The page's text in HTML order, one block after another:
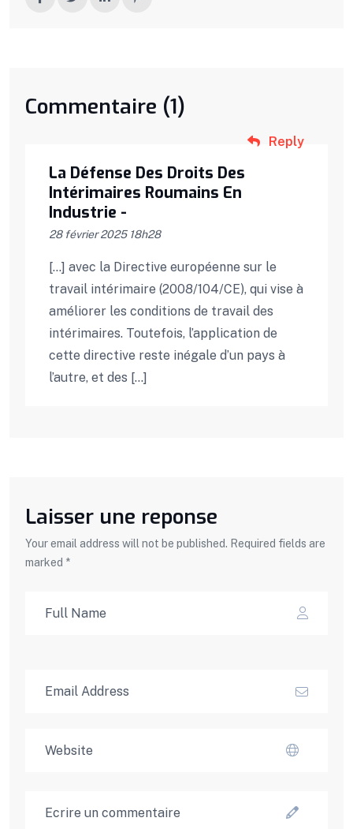
Commentaire (1)
La Défense Des Droits Des
Intérimaires Roumains En
Industrie -
28 février 2025 18h28
[…] avec la Directive européenne sur le
travail intérimaire (2008/104/CE), qui vise à
améliorer les conditions de travail des
intérimaires. Toutefois, l’application de
cette directive reste inégale d’un pays à
l’autre, et des […]
Reply
Laisser une reponse
Your email address will not be published. Required fields are
marked *